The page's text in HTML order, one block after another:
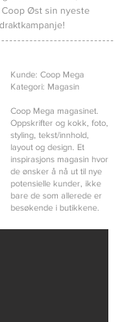
Øst sin nyeste
Kunde: Coop Mega
Kategori: Magasin
Coop Mega magasinet.
Oppskrifter og kokk, foto,
styling, tekst/innhold,
layout og design. Et
inspirasjons magasin hvor
de ønsker å nå ut til nye
potensielle kunder, ikke
bare de som allerede er
besøkende i butikkene.